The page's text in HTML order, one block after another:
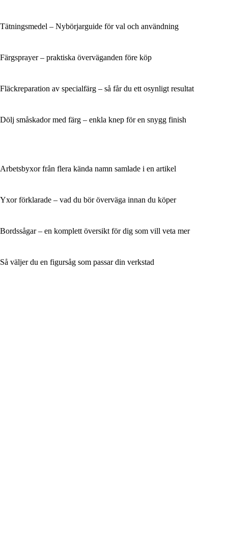
Tätningsmedel – Nybörjarguide för val och användning
Färgsprayer – praktiska överväganden före köp
Fläckreparation av specialfärg – så får du ett osynligt resultat
Dölj småskador med färg – enkla knep för en snygg finish
Arbetsbyxor från flera kända namn samlade i en artikel
Yxor förklarade – vad du bör överväga innan du köper
Bordssågar – en komplett översikt för dig som vill veta mer
Så väljer du en figursåg som passar din verkstad